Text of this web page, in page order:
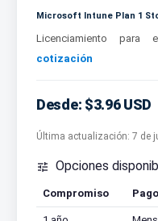
Microsoft Intune Plan 1
Licenciamiento para
cotización
Desde: $3.96 USD
Última actualización: 7 de
 Opciones
Compromiso Pago